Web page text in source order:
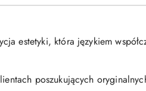
estetyki, która językiem
poszukujących